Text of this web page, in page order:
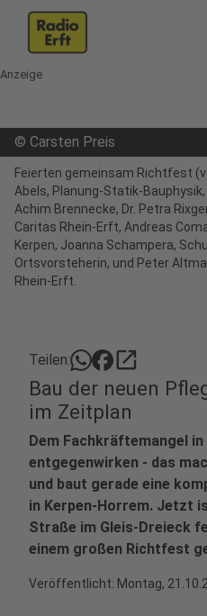
Anzeige
© Carsten Preis
Feierten gemeinsam Richtfest
Abels, Planung-Statik-
Achim Brennecke, Dr. Petra
Caritas Rhein-Erft, Andreas
Kerpen, Joanna Schampera,
Ortsvorsteherin, und Peter
Rhein-Erft.
Teilen: open_in_new
Bau der neuen
im Zeitplan
Dem Fachkräftemangel
entgegenwirken - das
und baut gerade eine
in Kerpen-Horrem. Jetzt
Straße im Gleis-Dreieck
einem großen Richtfest
Veröffentlicht: Montag,